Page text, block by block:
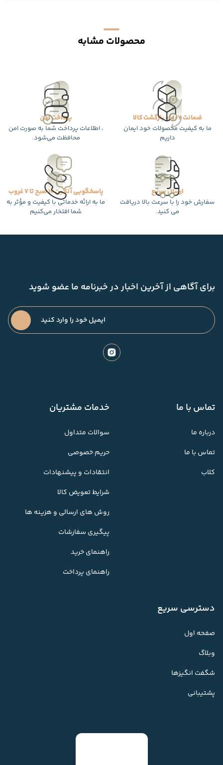
محصولات مشابه
ضمانت 7 روزه بازگشت کالا
ما به کیفیت محصولات خود ایمان
داریم
پرداخت امن
، اطلاعات پرداخت شما به صورت امن
محافظت می‌شود.
ارسال سریع
سفارش خود را با سرعت بالا دریافت
می کنید.
پاسخگویی آنلاین 10 صبح تا 7 غروب
ما به ارائه خدماتی با کیفیت و مؤثر به
شما افتخار می‌کنیم
برای آگاهی از آخرین اخبار در خبرنامه ما عضو شوید
تماس با ما
درباره ما
تماس با ما
کلاب
خدمات مشتریان
سوالات متداول
حریم خصوصی
انتقادات و پیشنهادات
شرایط تعویض کالا
روش های ارسالی و هزینه ها
پیگیری سفارشات
راهنمای خرید
راهنمای پرداخت
دسترسی سریع
صفحه اول
وبلاگ
شگفت انگیزها
پشتیبانی